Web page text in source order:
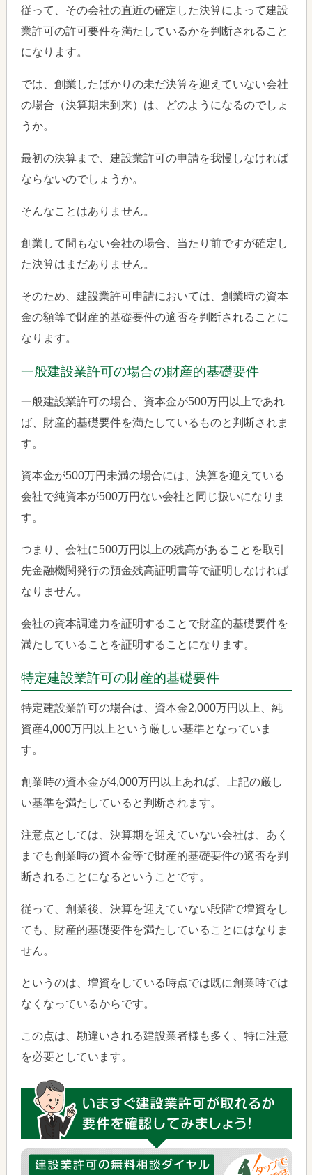
従って、その会社の直近の確定した決算によって建設
業許可の許可要件を満たしているかを判断されること
になります。
では、創業したばかりの未だ決算を迎えていない会社
の場合（決算期未到来）は、どのようになるのでしょ
うか。
最初の決算まで、建設業許可の申請を我慢しなければ
ならないのでしょうか。
そんなことはありません。
創業して間もない会社の場合、当たり前ですが確定し
た決算はまだありません。
そのため、建設業許可申請においては、創業時の資本
金の額等で財産的基礎要件の適否を判断されることに
なります。
一般建設業許可の場合の財産的基礎要件
一般建設業許可の場合、資本金が500万円以上であれ
ば、財産的基礎要件を満たしているものと判断されま
す。
資本金が500万円未満の場合には、決算を迎えている
会社で純資本が500万円ない会社と同じ扱いになりま
す。
つまり、会社に500万円以上の残高があることを取引
先金融機関発行の預金残高証明書等で証明しなければ
なりません。
会社の資本調達力を証明することで財産的基礎要件を
満たしていることを証明することになります。
特定建設業許可の財産的基礎要件
特定建設業許可の場合は、資本金2,000万円以上、純
資産4,000万円以上という厳しい基準となっていま
す。
創業時の資本金が4,000万円以上あれば、上記の厳し
い基準を満たしていると判断されます。
注意点としては、決算期を迎えていない会社は、あく
までも創業時の資本金等で財産的基礎要件の適否を判
断されることになるということです。
従って、創業後、決算を迎えていない段階で増資をし
ても、財産的基礎要件を満たしていることにはなりま
せん。
というのは、増資をしている時点では既に創業時では
なくなっているからです。
この点は、勘違いされる建設業者様も多く、特に注意
を必要としています。